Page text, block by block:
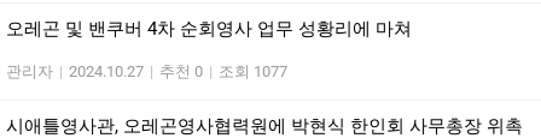
오레곤 및 밴쿠버 4차 순회영사 업무 성황리에 마쳐
관리자 | 2024.10.27 | 추천 0 | 조회 1077
시애틀영사관, 오레곤영사협력원에 박현식 한인회 사무총장 위촉